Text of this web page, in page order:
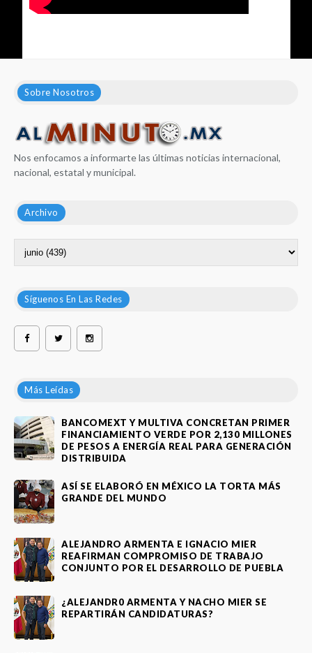
Sobre Nosotros
Nos enfocamos a informarte las últimas noticias internacional,
nacional, estatal y municipal.
Archivo
Síguenos En Las Redes
Más Leídas
BANCOMEXT Y MULTIVA CONCRETAN PRIMER
FINANCIAMIENTO VERDE POR 2,130 MILLONES
DE PESOS A ENERGÍA REAL PARA GENERACIÓN
DISTRIBUIDA
ASÍ SE ELABORÓ EN MÉXICO LA TORTA MÁS
GRANDE DEL MUNDO
ALEJANDRO ARMENTA E IGNACIO MIER
REAFIRMAN COMPROMISO DE TRABAJO
CONJUNTO POR EL DESARROLLO DE PUEBLA
¿ALEJANDR0 ARMENTA Y NACHO MIER SE
REPARTIRÁN CANDIDATURAS?